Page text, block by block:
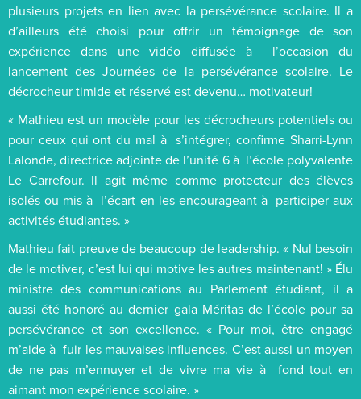
plusieurs projets en lien avec la persévérance scolaire. Il a
d’ailleurs été choisi pour offrir un témoignage de son
expérience dans une vidéo diffusée à l’occasion du
lancement des Journées de la persévérance scolaire. Le
décrocheur timide et réservé est devenu… motivateur!
« Mathieu est un modèle pour les décrocheurs potentiels ou
pour ceux qui ont du mal à s’intégrer, confirme Sharri-Lynn
Lalonde, directrice adjointe de l’unité 6 à l’école polyvalente
Le Carrefour. Il agit même comme protecteur des élèves
isolés ou mis à l’écart en les encourageant à participer aux
activités étudiantes. »
Mathieu fait preuve de beaucoup de leadership. « Nul besoin
de le motiver, c’est lui qui motive les autres maintenant! » Élu
ministre des communications au Parlement étudiant, il a
aussi été honoré au dernier gala Méritas de l’école pour sa
persévérance et son excellence. « Pour moi, être engagé
m’aide à fuir les mauvaises influences. C’est aussi un moyen
de ne pas m’ennuyer et de vivre ma vie à fond tout en
aimant mon expérience scolaire. »